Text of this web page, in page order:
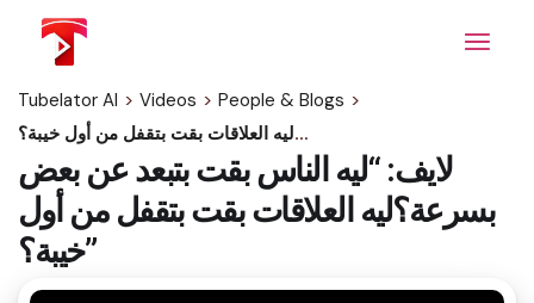
content
Tubelator AI > Videos > People & Blogs >
لايف: “ليه الناس بقت بتبعد عن بعض بسرعة؟ليه العلاقات بقت بتقفل من أول خيبة؟”
لايف: “ليه الناس بقت بتبعد عن بعض
بسرعة؟ليه العلاقات بقت بتقفل من أول
خيبة؟”